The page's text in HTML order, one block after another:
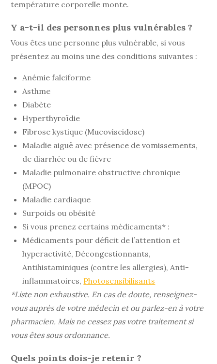
température corporelle monte.
Y a-t-il des personnes plus vulnérables ?
Vous êtes une personne plus vulnérable, si vous
présentez au moins une des conditions suivantes :
Anémie falciforme
Asthme
Diabète
Hyperthyroïdie
Fibrose kystique (Mucoviscidose)
Maladie aiguë avec présence de vomissements,
de diarrhée ou de fièvre
Maladie pulmonaire obstructive chronique
(MPOC)
Maladie cardiaque
Surpoids ou obésité
Si vous prenez certains médicaments* :
Médicaments pour déficit de l’attention et
hyperactivité, Décongestionnants,
Antihistaminiques (contre les allergies), Anti-
inflammatoires, Photosensibilisants
*Liste non exhaustive. En cas de doute, renseignez-
vous auprès de votre médecin et ou parlez-en à votre
pharmacien. Mais ne cessez pas votre traitement si
vous êtes sous ordonnance.
Quels points dois-je retenir ?